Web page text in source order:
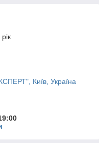
Київ, Україна